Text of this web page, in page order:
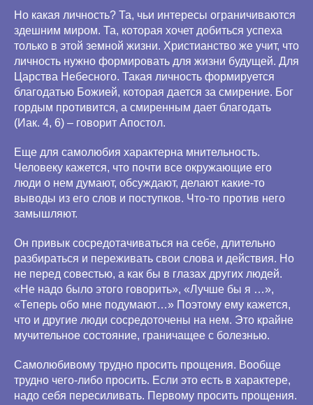
Но какая личность? Та, чьи интересы ограничиваются
здешним миром. Та, которая хочет добиться успеха
только в этой земной жизни. Христианство же учит, что
личность нужно формировать для жизни будущей. Для
Царства Небесного. Такая личность формируется
благодатью Божией, которая дается за смирение. Бог
гордым противится, а смиренным дает благодать
(Иак. 4, 6) – говорит Апостол.
Еще для самолюбия характерна мнительность.
Человеку кажется, что почти все окружающие его
люди о нем думают, обсуждают, делают какие-то
выводы из его слов и поступков. Что-то против него
замышляют.
Он привык сосредотачиваться на себе, длительно
разбираться и переживать свои слова и действия. Но
не перед совестью, а как бы в глазах других людей.
«Не надо было этого говорить», «Лучше бы я …»,
«Теперь обо мне подумают…» Поэтому ему кажется,
что и другие люди сосредоточены на нем. Это крайне
мучительное состояние, граничащее с болезнью.
Самолюбивому трудно просить прощения. Вообще
трудно чего-либо просить. Если это есть в характере,
надо себя пересиливать. Первому просить прощения.